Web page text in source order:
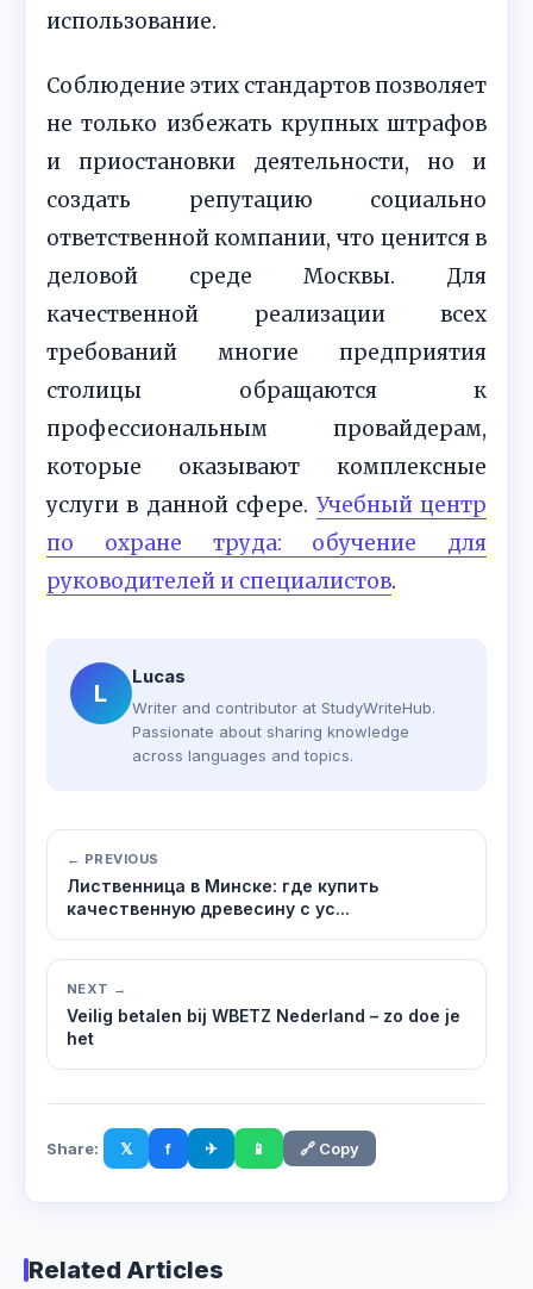
использование.
Соблюдение этих стандартов позволяет
не только избежать крупных штрафов
и приостановки деятельности, но и
создать репутацию социально
ответственной компании, что ценится в
деловой среде Москвы. Для
качественной реализации всех
требований многие предприятия
столицы обращаются к
профессиональным провайдерам,
которые оказывают комплексные
услуги в данной сфере. Учебный центр
по охране труда: обучение для
руководителей и специалистов.
L
Lucas
Writer and contributor at StudyWriteHub.
Passionate about sharing knowledge
across languages and topics.
← PREVIOUS
Лиственница в Минске: где купить
качественную древесину с ус...
NEXT →
Veilig betalen bij WBETZ Nederland – zo doe je
het
Share: 𝕏 f ✈ 📱 🔗 Copy
Related Articles